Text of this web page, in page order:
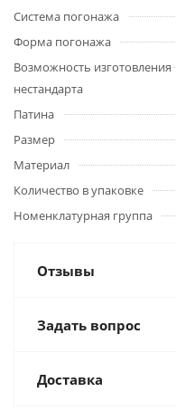
Система погонажа
Форма погонажа
Возможность изготовления
нестандарта
Патина
Размер
Материал
Количество в упаковке
Номенклатурная группа
Отзывы
Задать вопрос
Доставка